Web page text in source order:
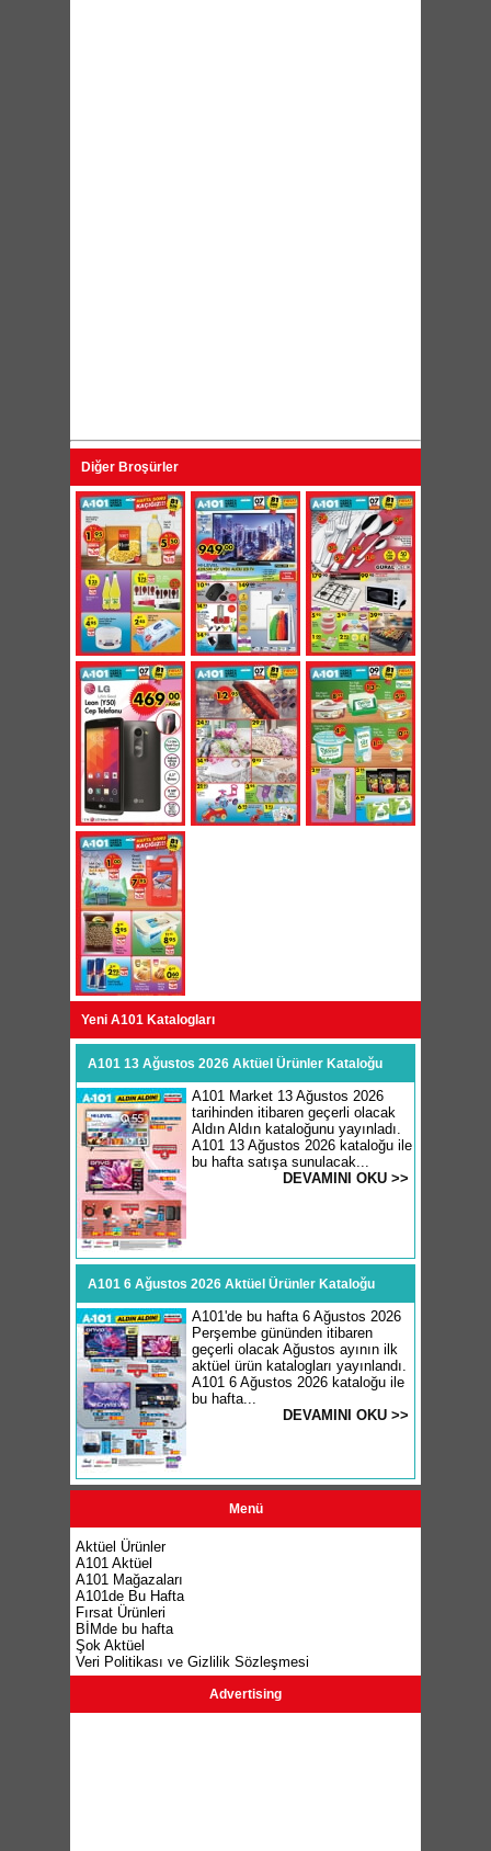
Diğer Broşürler
Yeni A101 Katalogları
A101 13 Ağustos 2026 Aktüel Ürünler Kataloğu
A101 Market 13 Ağustos 2026
tarihinden itibaren geçerli olacak
Aldın Aldın kataloğunu yayınladı.
A101 13 Ağustos 2026 kataloğu ile
bu hafta satışa sunulacak...
DEVAMINI OKU >>
A101 6 Ağustos 2026 Aktüel Ürünler Kataloğu
A101'de bu hafta 6 Ağustos 2026
Perşembe gününden itibaren
geçerli olacak Ağustos ayının ilk
aktüel ürün katalogları yayınlandı.
A101 6 Ağustos 2026 kataloğu ile
bu hafta...
DEVAMINI OKU >>
Menü
Aktüel Ürünler
A101 Aktüel
A101 Mağazaları
A101de Bu Hafta
Fırsat Ürünleri
BİMde bu hafta
Şok Aktüel
Veri Politikası ve Gizlilik Sözleşmesi
Advertising